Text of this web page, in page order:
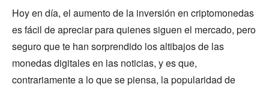
Hoy en día, el aumento de la inversión en criptomonedas
es fácil de apreciar para quienes siguen el mercado, pero
seguro que te han sorprendido los altibajos de las
monedas digitales en las noticias, y es que,
contrariamente a lo que se piensa, la popularidad de